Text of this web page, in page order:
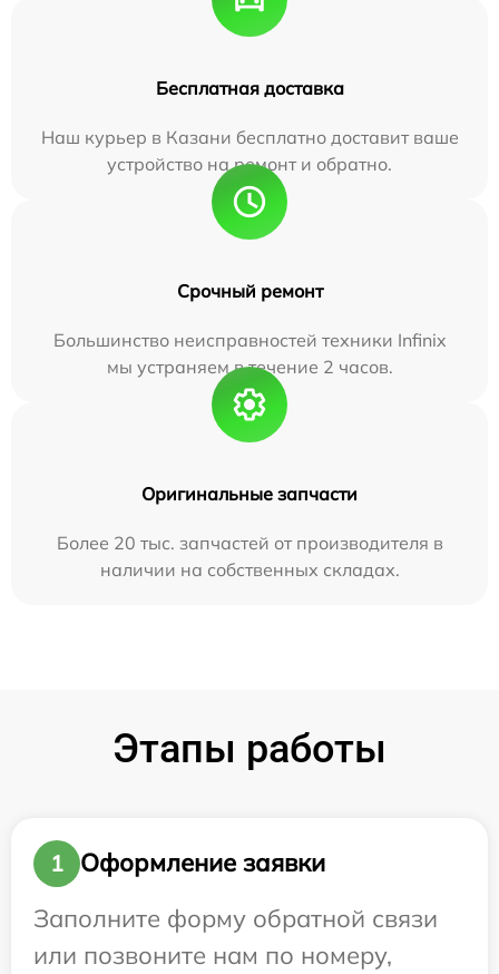
Бесплатная доставка
Наш курьер в Казани бесплатно доставит ваше
устройство на ремонт и обратно.
Срочный ремонт
Большинство неисправностей техники Infinix
мы устраняем в течение 2 часов.
Оригинальные запчасти
Более 20 тыс. запчастей от производителя в
наличии на собственных складах.
Этапы работы
1
Оформление заявки
Заполните форму обратной связи
или позвоните нам по номеру,